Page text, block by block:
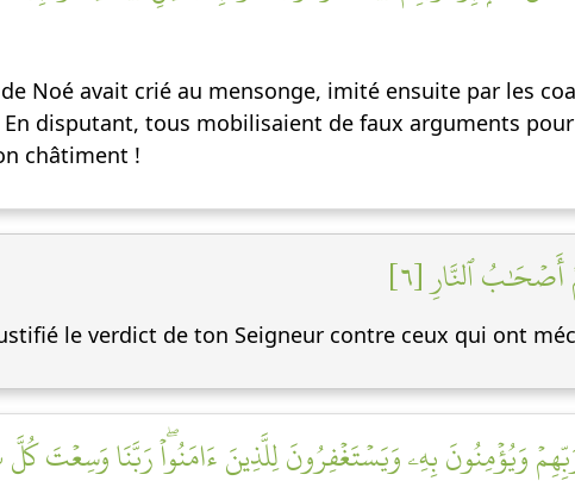
Noé avait crié au mensonge, imité ensuite par les
En disputant, tous mobilisaient de faux arguments
châtiment !
ٱلنَّارِ [٦]
le verdict de ton Seigneur contre ceux qui ont
وَيُؤۡمِنُونَ بِهِۦ وَيَسۡتَغۡفِرُونَ لِلَّذِينَ ءَامَنُواْۖ رَبَّنَا وَسِعۡتَ